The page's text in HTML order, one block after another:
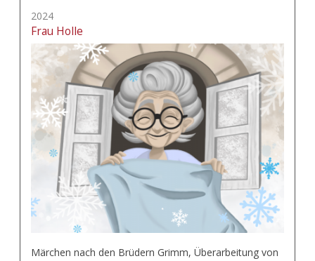
2024
Frau Holle
Märchen nach den Brüdern Grimm, Überarbeitung von